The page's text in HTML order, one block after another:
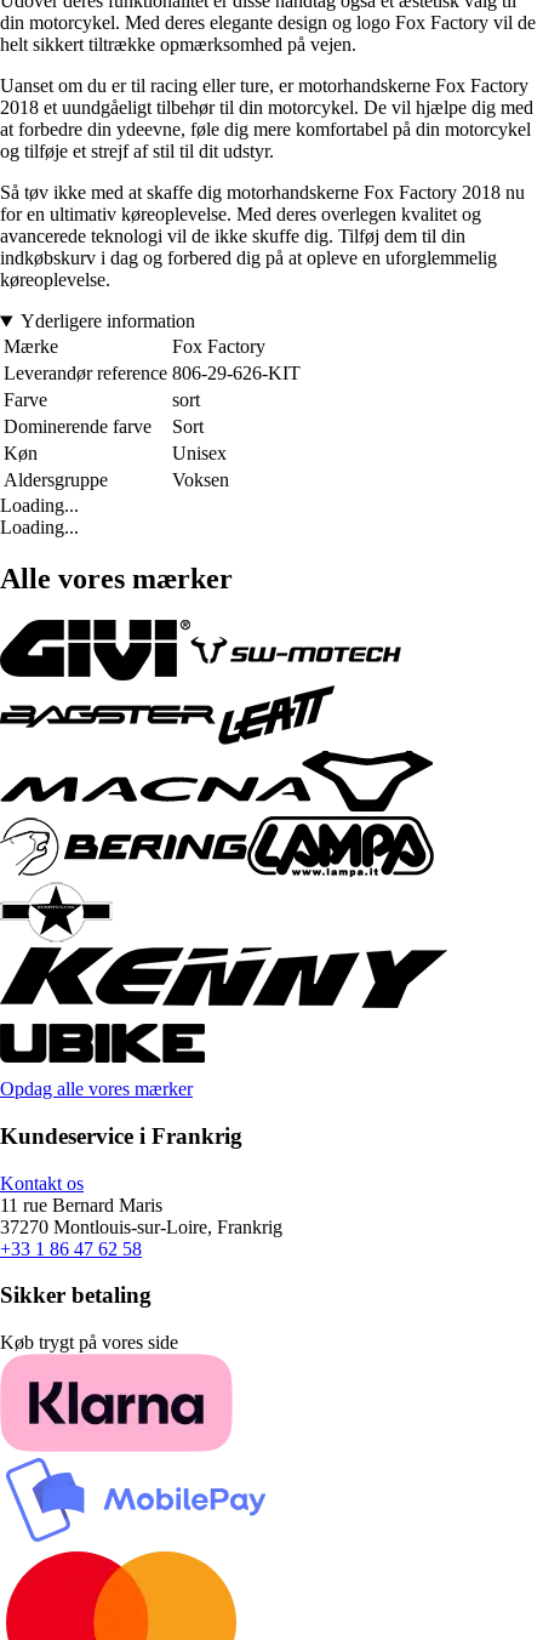
din motorcykel. Med deres elegante design og logo Fox Factory vil de
helt sikkert tiltrække opmærksomhed på vejen.
Uanset om du er til racing eller ture, er motorhandskerne Fox Factory
2018 et uundgåeligt tilbehør til din motorcykel. De vil hjælpe dig med
at forbedre din ydeevne, føle dig mere komfortabel på din motorcykel
og tilføje et strejf af stil til dit udstyr.
Så tøv ikke med at skaffe dig motorhandskerne Fox Factory 2018 nu
for en ultimativ køreoplevelse. Med deres overlegen kvalitet og
avancerede teknologi vil de ikke skuffe dig. Tilføj dem til din
indkøbskurv i dag og forbered dig på at opleve en uforglemmelig
køreoplevelse.
Yderligere information
Mærke
Fox Factory
Leverandør reference 806-29-626-KIT
Farve
sort
Dominerende farve
Sort
Køn
Unisex
Aldersgruppe
Voksen
Loading...
Loading...
Alle vores mærker
Opdag alle vores mærker
Kundeservice i Frankrig
Kontakt os
11 rue Bernard Maris
37270 Montlouis-sur-Loire, Frankrig
+33 1 86 47 62 58
Sikker betaling
Køb trygt på vores side